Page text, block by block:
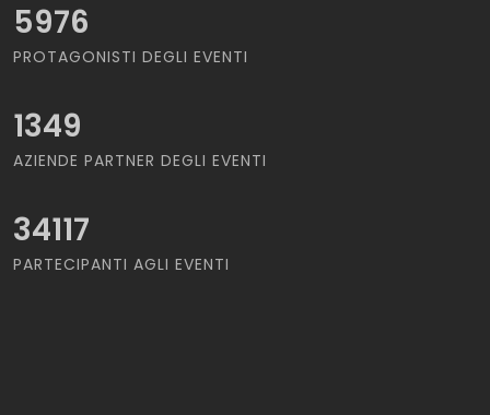
5976
PROTAGONISTI DEGLI EVENTI
1349
AZIENDE PARTNER DEGLI EVENTI
34117
PARTECIPANTI AGLI EVENTI